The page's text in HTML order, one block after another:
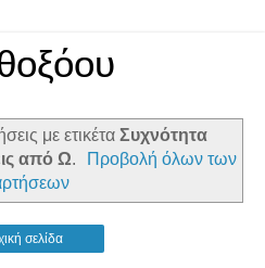
με ετικέτα Συχνότητα
από Ω.
Προβολή όλων των
σελίδα